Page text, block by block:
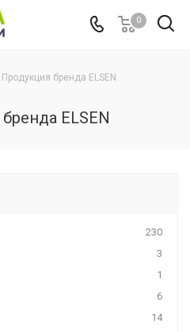
0
Продукция бренда ELSEN
ELSEN
230
3
1
6
14